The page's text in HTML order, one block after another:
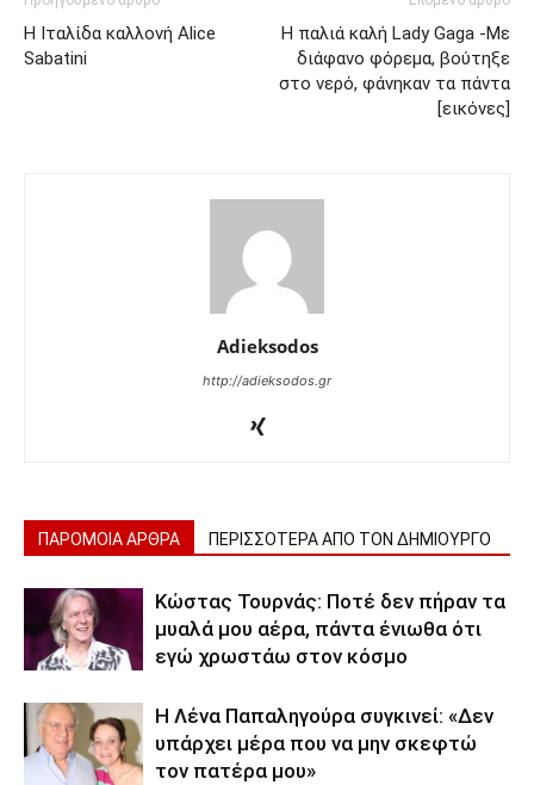
Η Ιταλίδα καλλονή Alice
Sabatini
Η παλιά καλή Lady Gaga -Με
διάφανο φόρεμα, βούτηξε
στο νερό, φάνηκαν τα πάντα
[εικόνες]
Adieksodos
http://adieksodos.gr
ΠΑΡΟΜΟΙΑ ΑΡΘΡΑ ΠΕΡΙΣΣΟΤΕΡΑ ΑΠΟ ΤΟΝ ΔΗΜΙΟΥΡΓΟ
Κώστας Τουρνάς: Ποτέ δεν πήραν τα
μυαλά μου αέρα, πάντα ένιωθα ότι
εγώ χρωστάω στον κόσμο
Η Λένα Παπαληγούρα συγκινεί: «Δεν
υπάρχει μέρα που να μην σκεφτώ
τον πατέρα μου»